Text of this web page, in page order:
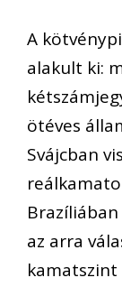
A
alakult ki:
ötéves
Svájcban
az arra
kamatszint